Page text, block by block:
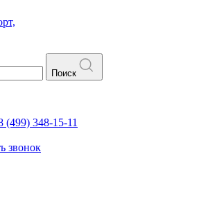
Поиск
(499) 348-15-11
звонок